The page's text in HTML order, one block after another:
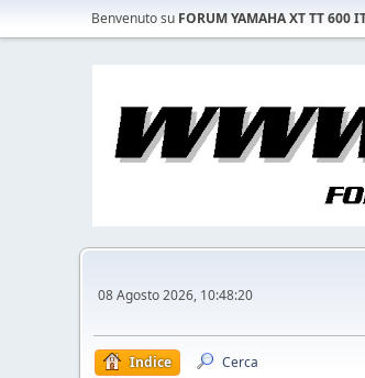
Benvenuto su FORUM YAMAHA XT TT 600
08 Agosto 2026, 10:48:20
Indice Cerca